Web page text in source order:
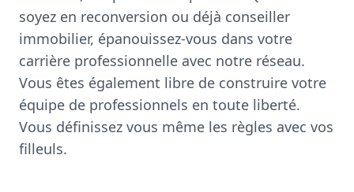
soyez en reconversion ou déjà conseiller
immobilier, épanouissez-vous dans votre
carrière professionnelle avec notre réseau.
Vous êtes également libre de construire votre
équipe de professionnels en toute liberté.
Vous définissez vous même les règles avec vos
filleuls.